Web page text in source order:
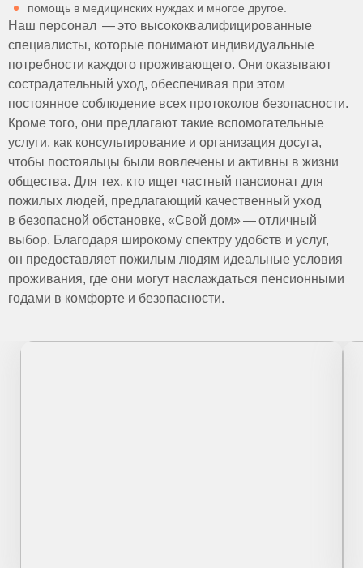
помощь в медицинских нуждах и многое другое.
Наш персонал — это высококвалифицированные
специалисты, которые понимают индивидуальные
потребности каждого проживающего. Они оказывают
сострадательный уход, обеспечивая при этом
постоянное соблюдение всех протоколов безопасности.
Кроме того, они предлагают такие вспомогательные
услуги, как консультирование и организация досуга,
чтобы постояльцы были вовлечены и активны в жизни
общества. Для тех, кто ищет частный пансионат для
пожилых людей, предлагающий качественный уход
в безопасной обстановке, «Свой дом» — отличный
выбор. Благодаря широкому спектру удобств и услуг,
он предоставляет пожилым людям идеальные условия
проживания, где они могут наслаждаться пенсионными
годами в комфорте и безопасности.